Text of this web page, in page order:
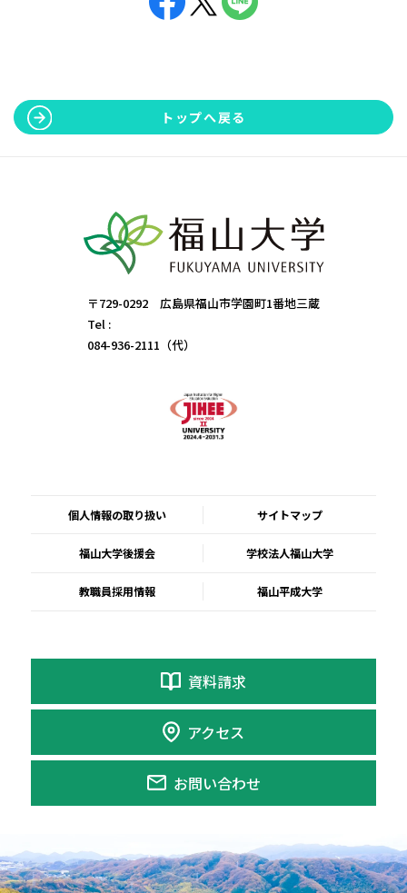
トップへ戻る
〒729-0292 広島県福山市学園町1番地三蔵
Tel :
084-936-2111（代）
個人情報の取り扱い サイトマップ
福山大学後援会 学校法人福山大学
教職員採用情報 福山平成大学
資料請求
アクセス
お問い合わせ